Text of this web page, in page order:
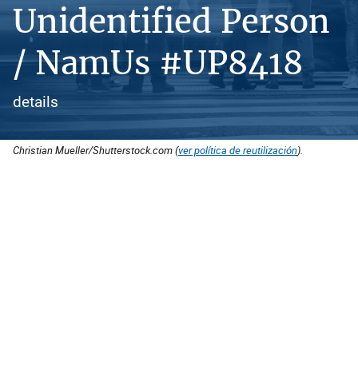
Unidentified Person
/ NamUs #UP8418
details
Christian Mueller/Shutterstock.com (ver política de reutilización).